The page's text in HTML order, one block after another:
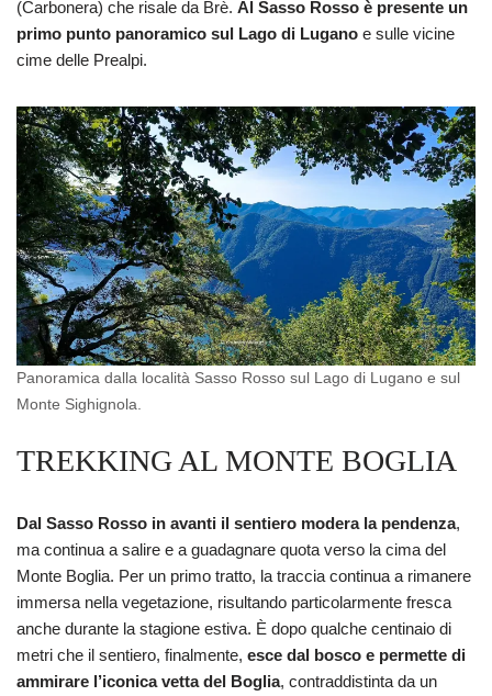
(Carbonera) che risale da Brè. Al Sasso Rosso è presente un
primo punto panoramico sul Lago di Lugano e sulle vicine
cime delle Prealpi.
Panoramica dalla località Sasso Rosso sul Lago di Lugano e sul
Monte Sighignola.
TREKKING AL MONTE BOGLIA
Dal Sasso Rosso in avanti il sentiero modera la pendenza,
ma continua a salire e a guadagnare quota verso la cima del
Monte Boglia. Per un primo tratto, la traccia continua a rimanere
immersa nella vegetazione, risultando particolarmente fresca
anche durante la stagione estiva. È dopo qualche centinaio di
metri che il sentiero, finalmente, esce dal bosco e permette di
ammirare l’iconica vetta del Boglia, contraddistinta da un